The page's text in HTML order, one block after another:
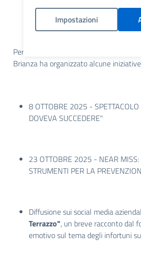
Per l'occasione, l'Agenzia di Tutela della
Brianza ha organizzato alcune
8 OTTOBRE 2025 -
DOVEVA SUCCEDERE"
23 OTTOBRE 2025 - NEAR
STRUMENTI PER LA
Diffusione sui social media
Terrazzo", un breve racconto dal
emotivo sul tema degli infortuni
Impostazioni